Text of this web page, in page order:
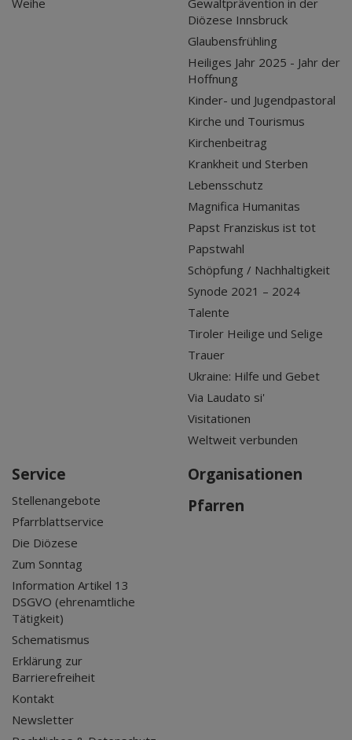
Weihe
Gewaltprävention in der
Diözese Innsbruck
Glaubensfrühling
Heiliges Jahr 2025 - Jahr der
Hoffnung
Kinder- und Jugendpastoral
Kirche und Tourismus
Kirchenbeitrag
Krankheit und Sterben
Lebensschutz
Magnifica Humanitas
Papst Franziskus ist tot
Papstwahl
Schöpfung / Nachhaltigkeit
Synode 2021 – 2024
Talente
Tiroler Heilige und Selige
Trauer
Ukraine: Hilfe und Gebet
Via Laudato si'
Visitationen
Weltweit verbunden
Service
Stellenangebote
Pfarrblattservice
Die Diözese
Zum Sonntag
Information Artikel 13
DSGVO (ehrenamtliche
Tätigkeit)
Schematismus
Erklärung zur
Barrierefreiheit
Kontakt
Newsletter
Organisationen
Pfarren